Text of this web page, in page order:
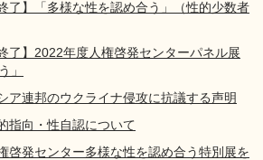
終了】「多様な性を認め合う」（性的少数者
終了】2022年度人権啓発センターパネル展
」
ア連邦のウクライナ侵攻に抗議する声明
指向・性自認について
啓発センター多様な性を認め合う特別展を